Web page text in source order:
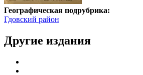
Географическая подрубрика:
Гдовский район
Другие издания